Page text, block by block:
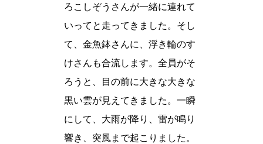
ろこしぞうさんが一緒に連れて
いってと走ってきました。そし
て、金魚鉢さんに、浮き輪のす
けさんも合流します。全員がそ
ろうと、目の前に大きな大きな
黒い雲が見えてきました。一瞬
にして、大雨が降り、雷が鳴り
響き、突風まで起こりました。